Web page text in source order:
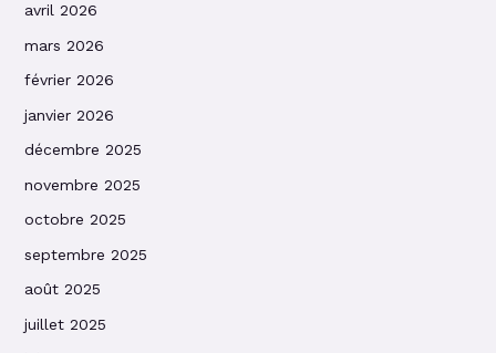
avril 2026
mars 2026
février 2026
janvier 2026
décembre 2025
novembre 2025
octobre 2025
septembre 2025
août 2025
juillet 2025